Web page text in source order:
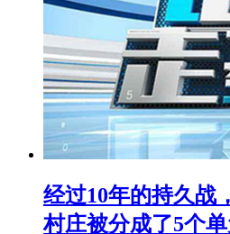
经过10年的持久战
村庄被分成了5个单